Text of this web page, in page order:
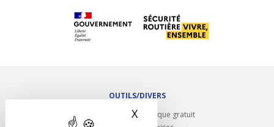
X Masquer le bandeau des
OUTILS/DIVERS
Rappel contrôle technique gratuit